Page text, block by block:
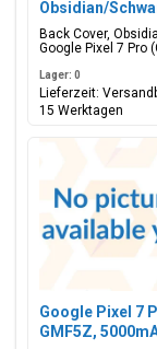
Obsidian/
Back Cover,
Google Pixel 7 Pro
Lager: 0
Lieferzeit:
15 Werktagen
Google Pixel 7
GMF5Z,